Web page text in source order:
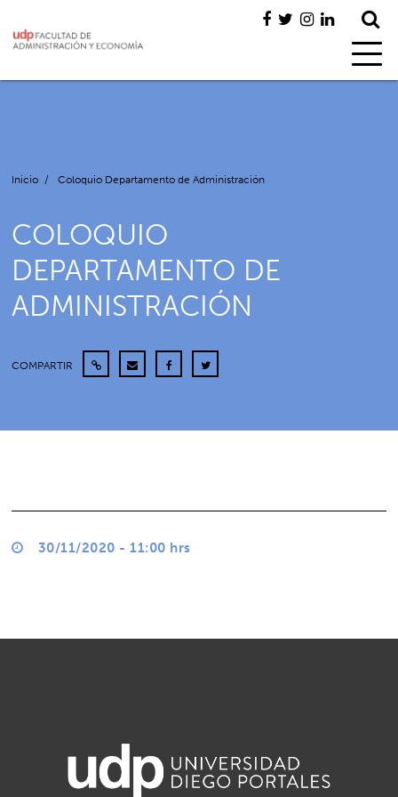
Inicio / Coloquio Departamento de Administración
COLOQUIO
DEPARTAMENTO DE
ADMINISTRACIÓN
COMPARTIR
30/11/2020 - 11:00 hrs